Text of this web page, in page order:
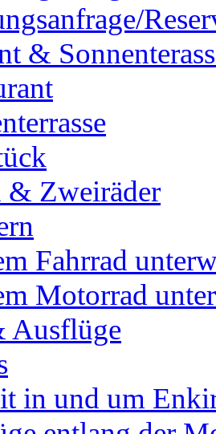
&
& Zweiräder
Fahrrad
Motorrad
Ausflüge
in und um